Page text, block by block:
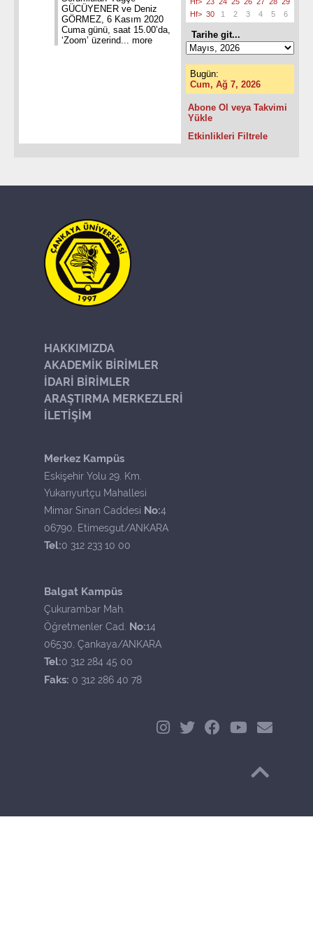
GÜCÜYENER ve Deniz
GÖRMEZ, 6 Kasım 2020
Cuma günü, saat 15.00’da,
‘Zoom’ üzerind... more
Hf> 30 1 2 3 4 5 6
Tarihe git...
Bugün:
Cum, Ağ 7, 2026
Abone Ol veya Takvimi
Yükle
Etkinlikleri Filtrele
HAKKIMIZDA
AKADEMİK BİRİMLER
İDARİ BİRİMLER
ARAŞTIRMA MERKEZLERİ
İLETİŞİM
Merkez Kampüs
Eskişehir Yolu 29. Km.
Yukarıyurtçu Mahallesi
Mimar Sinan Caddesi No:4
06790, Etimesgut/ANKARA
Tel:0 312 233 10 00
Balgat Kampüs
Çukurambar Mah.
Öğretmenler Cad. No:14
06530, Çankaya/ANKARA
Tel:0 312 284 45 00
Faks: 0 312 286 40 78